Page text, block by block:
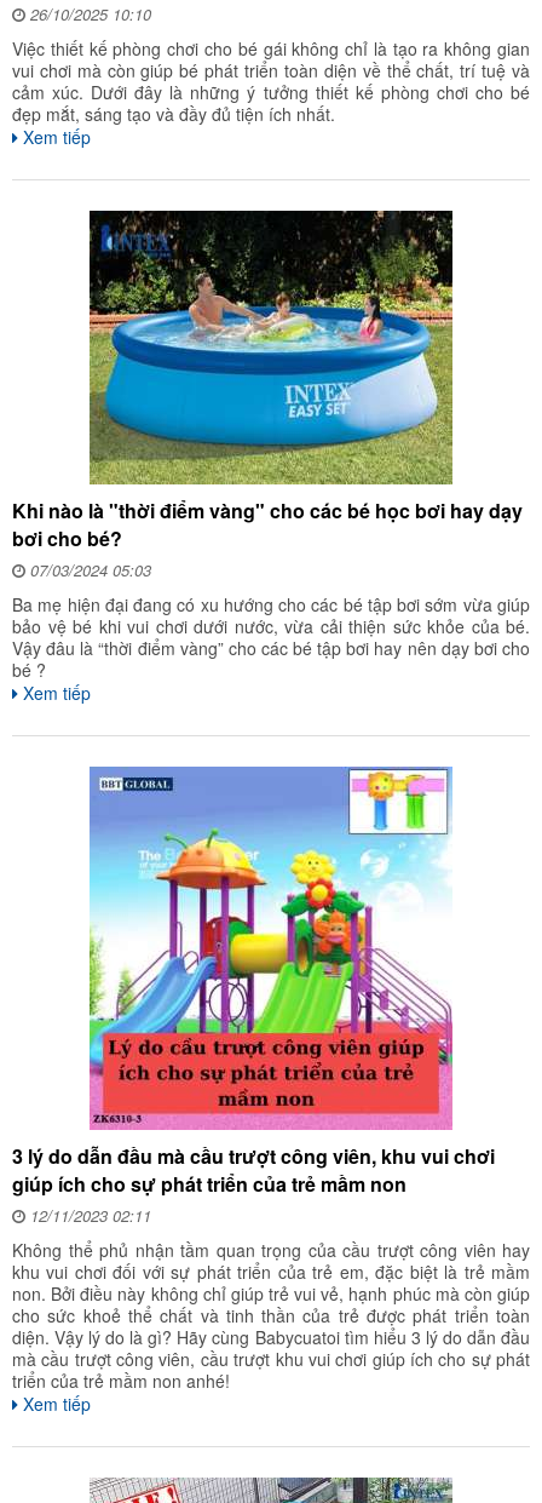
26/10/2025 10:10
Việc thiết kế phòng chơi cho bé gái không chỉ là tạo ra không gian
vui chơi mà còn giúp bé phát triển toàn diện về thể chất, trí tuệ và
cảm xúc. Dưới đây là những ý tưởng thiết kế phòng chơi cho bé
đẹp mắt, sáng tạo và đầy đủ tiện ích nhất.
Xem tiếp
Khi nào là "thời điểm vàng" cho các bé học bơi hay dạy
bơi cho bé?
07/03/2024 05:03
Ba mẹ hiện đại đang có xu hướng cho các bé tập bơi sớm vừa giúp
bảo vệ bé khi vui chơi dưới nước, vừa cải thiện sức khỏe của bé.
Vậy đâu là “thời điểm vàng” cho các bé tập bơi hay nên dạy bơi cho
bé ?
Xem tiếp
3 lý do dẫn đầu mà cầu trượt công viên, khu vui chơi
giúp ích cho sự phát triển của trẻ mầm non
12/11/2023 02:11
Không thể phủ nhận tầm quan trọng của cầu trượt công viên hay
khu vui chơi đối với sự phát triển của trẻ em, đặc biệt là trẻ mầm
non. Bởi điều này không chỉ giúp trẻ vui vẻ, hạnh phúc mà còn giúp
cho sức khoẻ thể chất và tinh thần của trẻ được phát triển toàn
diện. Vậy lý do là gì? Hãy cùng Babycuatoi tìm hiểu 3 lý do dẫn đầu
mà cầu trượt công viên, cầu trượt khu vui chơi giúp ích cho sự phát
triển của trẻ mầm non anhé!
Xem tiếp